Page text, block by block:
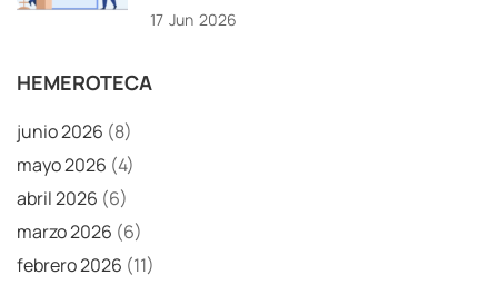
17 Jun 2026
HEMEROTECA
junio 2026 (8)
mayo 2026 (4)
abril 2026 (6)
marzo 2026 (6)
febrero 2026 (11)